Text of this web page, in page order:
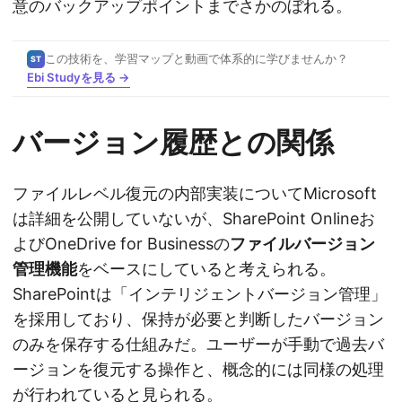
意のバックアップポイントまでさかのぼれる。
ST この技術を、学習マップと動画で体系的に学びませんか？
Ebi Studyを見る →
バージョン履歴との関係
ファイルレベル復元の内部実装についてMicrosoft
は詳細を公開していないが、SharePoint Onlineお
よびOneDrive for Businessのファイルバージョン
管理機能をベースにしていると考えられる。
SharePointは「インテリジェントバージョン管理」
を採用しており、保持が必要と判断したバージョン
のみを保存する仕組みだ。ユーザーが手動で過去バ
ージョンを復元する操作と、概念的には同様の処理
が行われていると見られる。